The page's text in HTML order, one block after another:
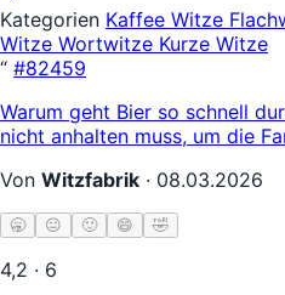
Kategorien Kaffee Witze
Witze Wortwitze Kurze Witze
“ #82459
Warum geht Bier so schnell
nicht anhalten muss, um die
Von Witzfabrik · 08.03.2026
🥱 😐 🙂 😄 🤣
4,2 · 6